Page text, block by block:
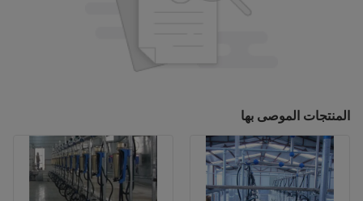
المنتجات الموصى بها